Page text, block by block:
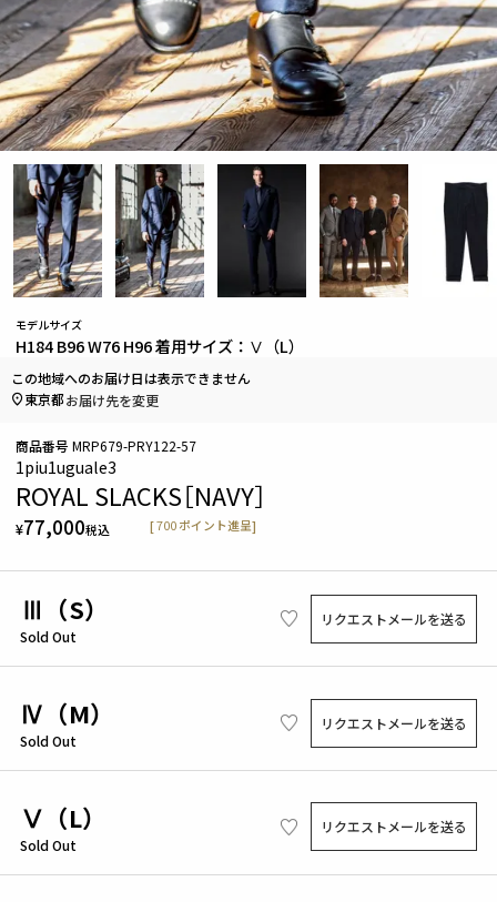
モデルサイズ
H184 B96 W76 H96 着用サイズ：Ⅴ（L）
1piu1uguale3
ROYAL SLACKS［NAVY］
¥77,000税込 [700 ポイント進呈]
商品番号 MRP679-PRY122-57
Ⅲ（S）
Sold Out
リクエストメールを送る
Ⅳ（M）
Sold Out
リクエストメールを送る
Ⅴ（L）
Sold Out
リクエストメールを送る
この地域へのお届け日は表示できません
東京都お届け先を変更